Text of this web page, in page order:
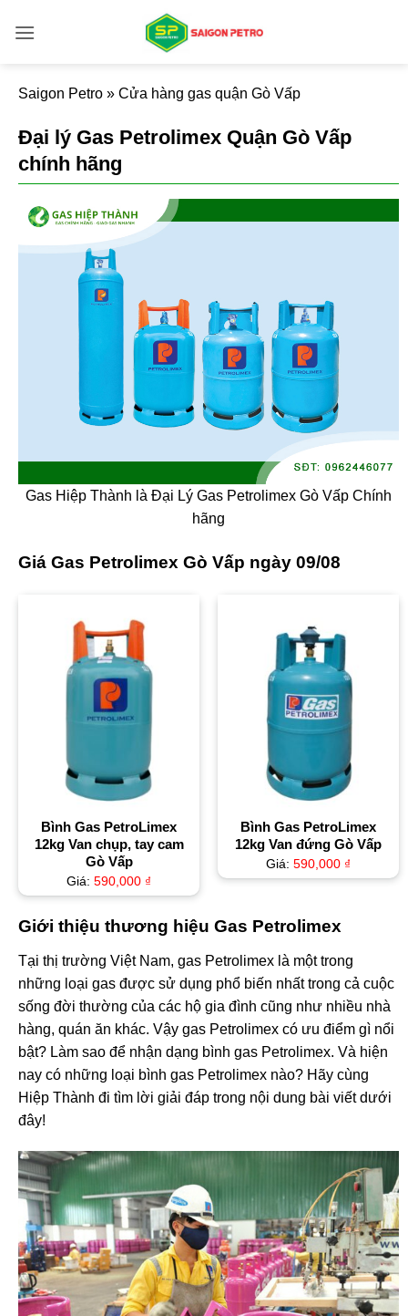
qua
Saigon Petro » Cửa hàng gas quận Gò Vấp
Đại lý Gas Petrolimex Quận Gò Vấp
chính hãng
Gas Hiệp Thành là Đại Lý Gas Petrolimex Gò Vấp Chính
hãng
Giá Gas Petrolimex Gò Vấp ngày 09/08
Bình Gas PetroLimex
12kg Van chụp, tay cam
Gò Vấp
Giá: 590,000 ₫
Bình Gas PetroLimex
12kg Van đứng Gò Vấp
Giá: 590,000 ₫
Giới thiệu thương hiệu Gas Petrolimex
Tại thị trường Việt Nam, gas Petrolimex là một trong
những loại gas được sử dụng phổ biến nhất trong cả cuộc
sống đời thường của các hộ gia đình cũng như nhiều nhà
hàng, quán ăn khác. Vậy gas ​​Petrolimex có ưu điểm gì nổi
bật? Làm sao để nhận dạng bình gas Petrolimex. Và hiện
nay có những loại bình gas Petrolimex nào? Hãy cùng
Hiệp Thành đi tìm lời giải đáp trong nội dung bài viết dưới
đây!